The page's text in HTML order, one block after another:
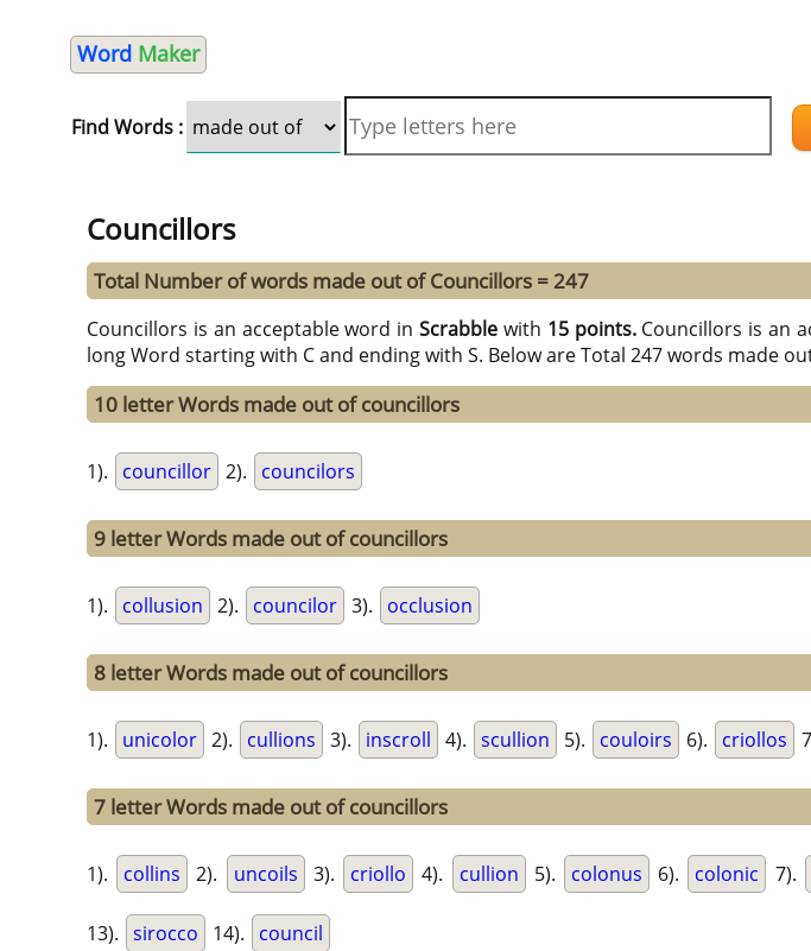
Word Maker
Find Words :
Councillors
Total Number of words made out of Councillors = 247
Councillors is an acceptable word inScrabble with 15 points. Councillors is an
long Word starting with C and ending with S. Below are Total 247 words made
10 letter Words made out of councillors
1). councillor 2). councilors
9 letter Words made out of councillors
1). collusion 2). councilor 3). occlusion
8 letter Words made out of councillors
1). unicolor 2). cullions 3). inscroll 4). scullion 5). couloirs 6). criollos
7 letter Words made out of councillors
1). collins 2). uncoils 3). criollo 4). cullion 5). colonus 6). colonic 7).
13). sirocco 14). council